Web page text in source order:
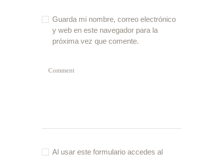
Guarda mi nombre, correo electrónico
y web en este navegador para la
próxima vez que comente.
Al usar este formulario accedes al